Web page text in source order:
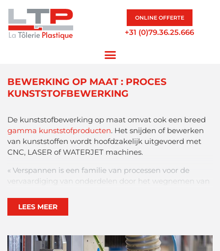
ONLINE OFFERTE
+31 (0)79.36.25.666
BEWERKING OP MAAT : PROCES
KUNSTSTOFBEWERKING
De kunststofbewerking op maat omvat ook een breed
gamma kunststofproducten. Het snijden of bewerken
van kunststoffen wordt hoofdzakelijk uitgevoerd met
CNC, LASER of WATERJET machines.
« Verspannen is een familie van processen voor de
vervaardiging van onderdelen door het wegnemen van
materiaal te verwijderen om het onbewerkte stuk de
onderdelen met een hoge precisie.
Een werktuigmachine is een mechanisch toestel dat is
LEES MEER